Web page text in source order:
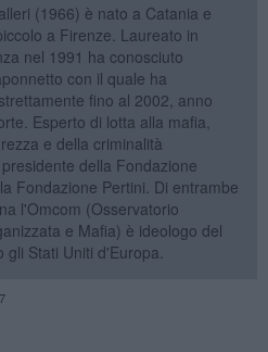
(1966) è nato a Catania e
a Firenze. Laureato in
nel 1991 ha conosciuto
con il quale ha
fino al 2002, anno
Esperto di lotta alla mafia,
e della criminalità
della Fondazione
Fondazione Pertini. Di entrambe
l'Omcom (Osservatorio
e Mafia) è ideologo del
Stati Uniti d'Europa.